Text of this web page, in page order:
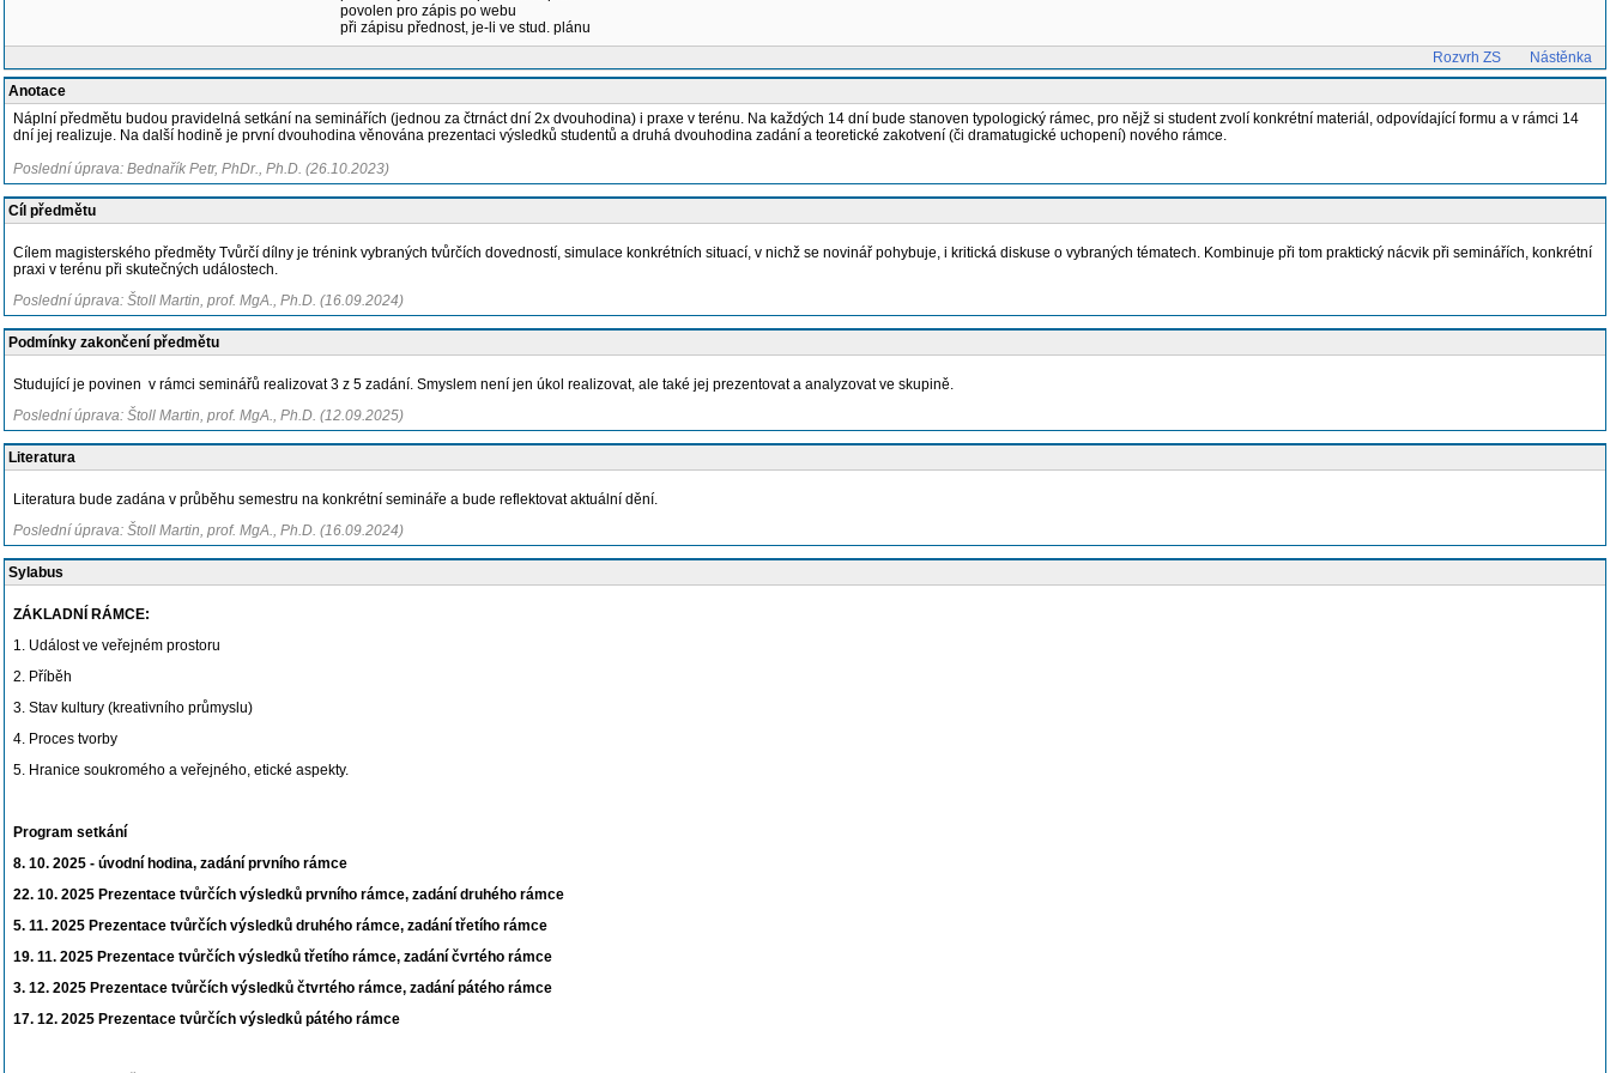
povolen pro zápis po webu
při zápisu přednost, je-li ve stud. plánu
Rozvrh ZS
Nástěnka
Anotace
Náplní předmětu budou pravidelná setkání na seminářích (jednou za čtrnáct dní 2x dvouhodina) i praxe v terénu. Na každých 14 dní bude stanoven typologický rámec, pro nějž si student zvolí konkrétní materiál, odpovídající formu a v rámci 14
dní jej realizuje. Na další hodině je první dvouhodina věnována prezentaci výsledků studentů a druhá dvouhodina zadání a teoretické zakotvení (či dramatugické uchopení) nového rámce.
Poslední úprava: Bednařík Petr, PhDr., Ph.D. (26.10.2023)
Cíl předmětu
Cílem magisterského předměty Tvůrčí dílny je trénink vybraných tvůrčích dovedností, simulace konkrétních situací, v nichž se novinář pohybuje, i kritická diskuse o vybraných tématech. Kombinuje při tom praktický nácvik při seminářích, konkrétní
praxi v terénu při skutečných událostech.
Poslední úprava: Štoll Martin, prof. MgA., Ph.D. (16.09.2024)
Podmínky zakončení předmětu
Studující je povinen v rámci seminářů realizovat 3 z 5 zadání. Smyslem není jen úkol realizovat, ale také jej prezentovat a analyzovat ve skupině.
Poslední úprava: Štoll Martin, prof. MgA., Ph.D. (12.09.2025)
Literatura
Literatura bude zadána v průběhu semestru na konkrétní semináře a bude reflektovat aktuální dění.
Poslední úprava: Štoll Martin, prof. MgA., Ph.D. (16.09.2024)
Sylabus
ZÁKLADNÍ RÁMCE:
1. Událost ve veřejném prostoru
2. Příběh
3. Stav kultury (kreativního průmyslu)
4. Proces tvorby
5. Hranice soukromého a veřejného, etické aspekty.
Program setkání
8. 10. 2025 - úvodní hodina, zadání prvního rámce
22. 10. 2025 Prezentace tvůrčích výsledků prvního rámce, zadání druhého rámce
5. 11. 2025 Prezentace tvůrčích výsledků druhého rámce, zadání třetího rámce
19. 11. 2025 Prezentace tvůrčích výsledků třetího rámce, zadání čvrtého rámce
3. 12. 2025 Prezentace tvůrčích výsledků čtvrtého rámce, zadání pátého rámce
17. 12. 2025 Prezentace tvůrčích výsledků pátého rámce